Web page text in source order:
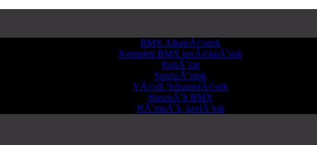
BMX AlkatrĂ©szek
Komplett BMX kerĂ©kpĂˇrok
RuhĂˇzat
SzerszĂˇmok
VĂ©dĹ‘felszerelĂ©sek
HasznĂˇlt BMX
RĂˇmpĂˇk, korlĂˇtok